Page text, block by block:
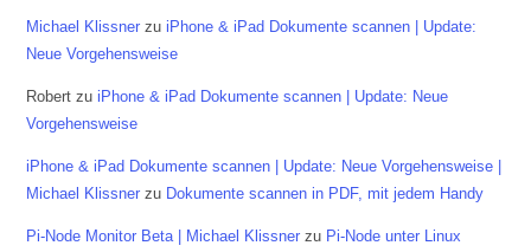
Michael Klissner zuiPhone & iPad Dokumente scannen | Update:
Neue Vorgehensweise
Robert zuiPhone & iPad Dokumente scannen | Update: Neue
Vorgehensweise
iPhone & iPad Dokumente scannen | Update: Neue Vorgehensweise |
Michael Klissner zu Dokumente scannen in PDF, mit jedem Handy
Pi-Node Monitor Beta | Michael Klissner zu Pi-Node unter Linux